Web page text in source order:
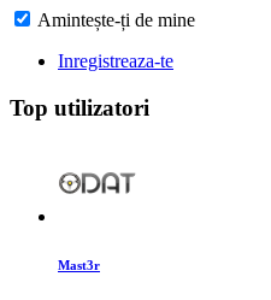
Amintește-ți de mine
Inregistreaza-te
Top utilizatori
Mast3r